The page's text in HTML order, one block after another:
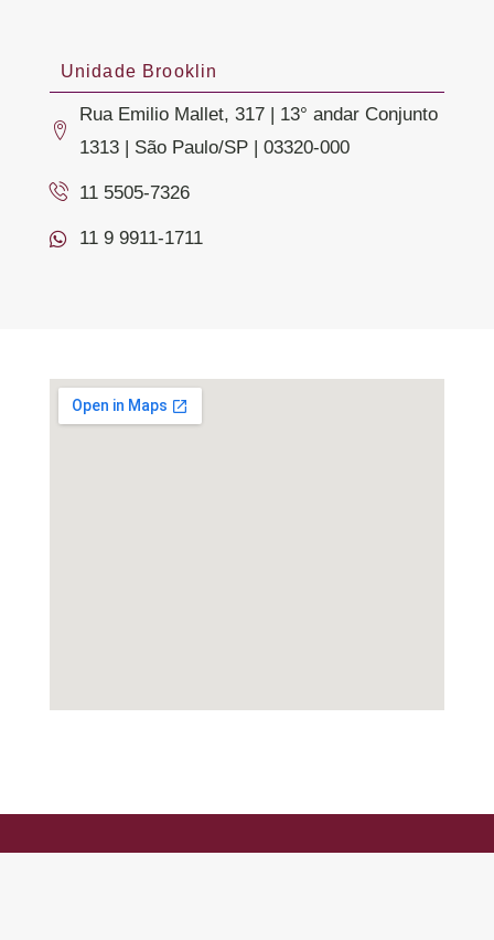
Unidade Brooklin
Rua Emilio Mallet, 317 | 13° andar Conjunto
1313 | São Paulo/SP | 03320-000
11 5505-7326
11 9 9911-1711